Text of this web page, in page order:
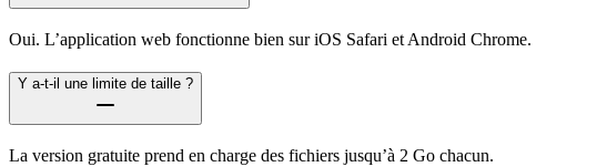
Oui. L’application web fonctionne bien sur iOS Safari et Android Chrome.
Y a-t-il une limite de taille ?
La version gratuite prend en charge des fichiers jusqu’à 2 Go chacun.